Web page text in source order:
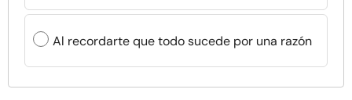
Al recordarte que todo sucede por una razón